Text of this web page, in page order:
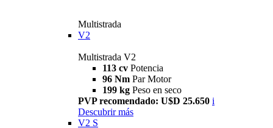
Multistrada
V2
Multistrada V2
113 cv Potencia
96 Nm Par Motor
199 kg Peso en seco
PVP recomendado: U$D 25.650 i
Descubrir más
V2 S